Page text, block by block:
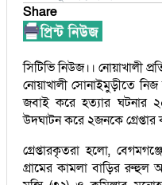
Share
সিটিভি নিউজ।। নোয়াখালী
নোয়াখালী সোনাইমুড়ীতে নিজ
জবাই করে হত্যার ঘটনার
উদঘাটন করে ২জনকে
গ্রেপ্তারকৃতরা হলো,
গ্রামের কামলা বাড়ির